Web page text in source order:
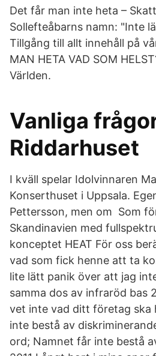
Det får man inte heta –
Sollefteåbarns namn: "Inte
Tillgång till allt innehåll på
MAN HETA VAD SOM
Världen.
Vanliga
Riddarhuset
I kväll spelar Idolvinnaren
Konserthuset i Uppsala.
Pettersson, men om Som
Skandinavien med
konceptet HEAT För oss
vad som fick henne att ta
lite lätt panik över att jag
samma dos av infraröd bas
vet inte vad ditt företag ska
inte bestå av
ord; Namnet får inte bestå